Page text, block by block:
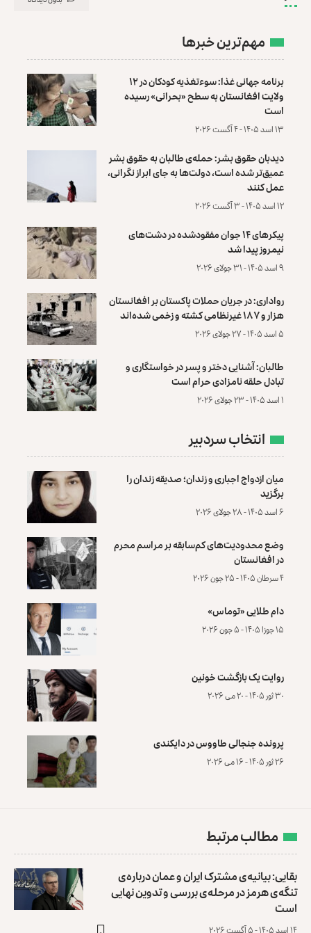
مهم‌ترین خبرها
برنامه جهانی غذا: سوءتغذیه کودکان در ۱۲
ولایت افغانستان به سطح «بحرانی» رسیده
است
۱۳ اسد ۱۴۰۵ - ۴ آگست ۲۰۲۶
دیدبان حقوق بشر: حمله‌ی طالبان به حقوق بشر
عمیق‌تر شده است، دولت‌ها به جای ابراز نگرانی،
عمل کنند
۱۲ اسد ۱۴۰۵ - ۳ آگست ۲۰۲۶
پیکرهای ۱۴ جوان مفقودشده در دشت‌های
نیمروز پیدا شد
۹ اسد ۱۴۰۵ - ۳۱ جولای ۲۰۲۶
رواداری: در جریان حملات پاکستان بر افغانستان
هزار و ۱۸۷ غیرنظامی کشته و زخمی شده‌اند
۵ اسد ۱۴۰۵ - ۲۷ جولای ۲۰۲۶
طالبان: آشنایی دختر و پسر در خواستگاری و
تبادل حلقه نامزادی حرام است
۱ اسد ۱۴۰۵ - ۲۳ جولای ۲۰۲۶
انتخاب سردبیر
میان ازدواج اجباری و زندان؛ صدیقه زندان را
برگزید
۶ اسد ۱۴۰۵ - ۲۸ جولای ۲۰۲۶
وضع محدودیت‌های کم‌سابقه بر مراسم محرم
در افغانستان
۴ سرطان ۱۴۰۵ - ۲۵ جون ۲۰۲۶
دام طلایی «توماس»
۱۵ جوزا ۱۴۰۵ - ۵ جون ۲۰۲۶
روایت یک بازگشت خونین
۳۰ ثور ۱۴۰۵ - ۲۰ می ۲۰۲۶
پرونده‌ جنجالی طاووس در دایکندی
۲۶ ثور ۱۴۰۵ - ۱۶ می ۲۰۲۶
مطالب مرتبط
بقایی: بیانیه‌ی مشترک ایران و عمان درباره‌ی
تنگه‌ی هرمز در مرحله‌ی بررسی و تدوین نهایی
است
۱۴ اسد ۱۴۰۵ - ۵ آگست ۲۰۲۶